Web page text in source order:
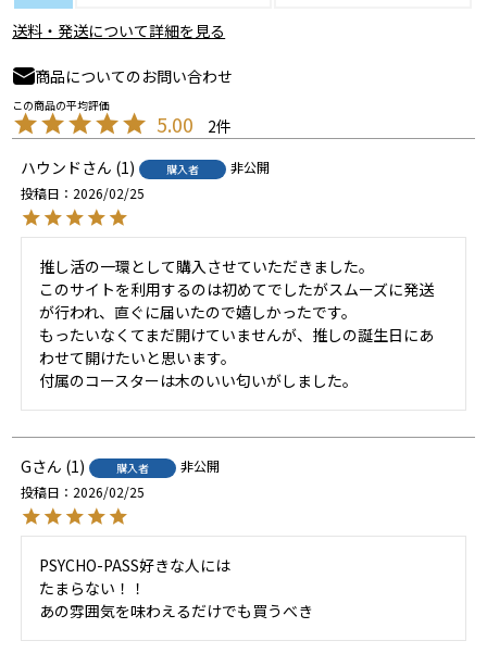
送料・発送について詳細を見る
商品についてのお問い合わせ
5.00
2
ハウンド
1 購入者
非公開
投稿日
2026/02/25
推し活の一環として購入させていただきました。
このサイトを利用するのは初めてでしたがスムーズに発送
が行われ、直ぐに届いたので嬉しかったです。
もったいなくてまだ開けていませんが、推しの誕生日にあ
わせて開けたいと思います。
付属のコースターは木のいい匂いがしました。
G 1 購入者
非公開
投稿日
2026/02/25
PSYCHO-PASS好きな人には
たまらない！！
あの雰囲気を味わえるだけでも買うべき